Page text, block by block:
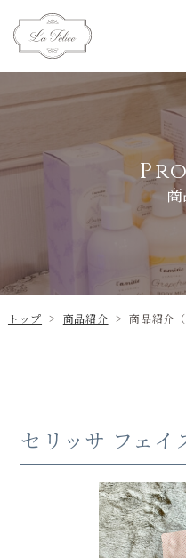
トップ > 商品紹介 > 商品紹介（
セリッサ フェイ